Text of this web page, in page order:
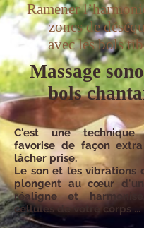
Ramener
zones de
avec les bols
Massage
bols
C'est une
favorise de façon
lâcher prise.
Le son et les vibrations
plongent au cœur
réaligne et
cellules de votre corps ...